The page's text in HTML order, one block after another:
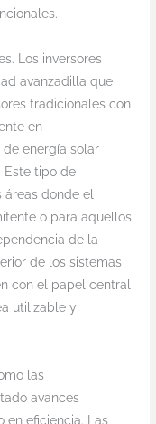
Los inversores
avanzadilla que
tradicionales con
en
energía solar
Este tipo de
áreas donde el
o para aquellos
de la
de los sistemas
con el papel central
utilizable y
las
avances
en eficiencia. Las